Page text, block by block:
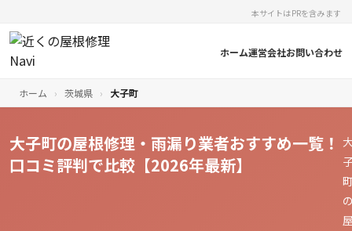
本サイトはPRを含みます
ホーム運営会社お問い合わせ
ホーム › 茨城県 › 大子町
大子町の屋根修理・雨漏り業者おすすめ一覧！
口コミ評判で比較【2026年最新】